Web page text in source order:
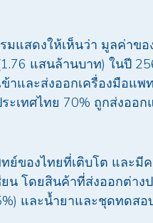
มแสดงให้เห็นว่า มูลค่าข
แสนล้านบาท) ในปี
าและส่งออกเครื่องมือแพ
ะเทศไทย 70% ถูกส่งออ
ย์ของไทยที่เติบโต และมี
น โดยสินค้าที่ส่งออกต่าง
และน้ำยาและชุดทดสอ